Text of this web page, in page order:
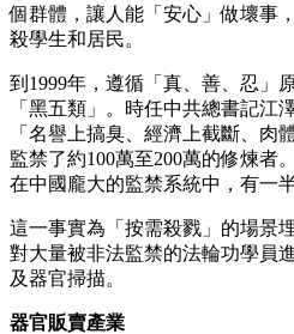
個群體，讓人能「安心」做壞事
殺學生和居民。
到1999年，遵循「真、善、忍」
「黑五類」。時任中共總書記江
「名譽上搞臭、經濟上截斷、肉
監禁了約100萬至200萬的修煉者
在中國龐大的監禁系統中，有一
這一事實為「按需殺戮」的場景
對大量被非法監禁的法輪功學員
及器官掃描。
器官販賣產業